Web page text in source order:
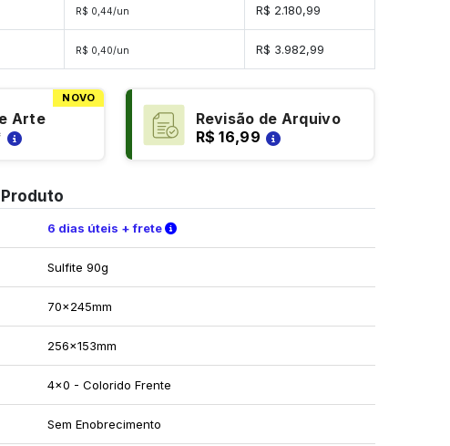
R$ 0,44/un R$ 2.180,99
R$ 0,40/un R$ 3.982,99
NOVO
Arte
Revisão de Arquivo
R$ 16,99
6 dias úteis + frete Verifique as condições de entrega
Sulfite 90g
70x245mm
256x153mm
4x0 - Colorido Frente
Sem Enobrecimento